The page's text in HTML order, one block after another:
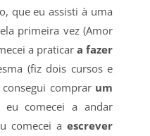
que eu assisti à uma
primeira vez (Amor
a praticara fazer
(fiz dois cursos e
comprarum
comecei a andar
comecei a escrever